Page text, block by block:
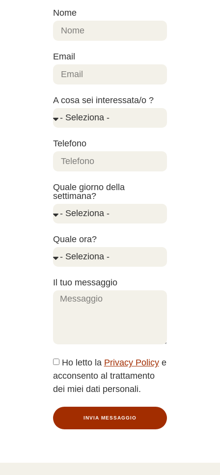
Nome
Email
A cosa sei interessata/o ?
Telefono
Quale giorno della
settimana?
Quale ora?
Il tuo messaggio
Ho letto la Privacy Policye
acconsento al trattamento
dei miei dati personali.
INVIA MESSAGGIO